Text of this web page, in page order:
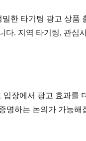
한 타기팅 광고 상
다. 지역 타기팅, 관
장에서 광고 효과를
명하는 논의가 가능해